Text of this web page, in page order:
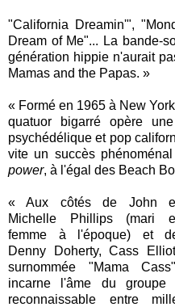
"California Dreamin'",
Dream of Me"... La bande-
génération hippie n'aurait
Mamas and the Papas. »
« Formé en 1965 à New
quatuor bigarré opère
psychédélique et pop
vite un succès
power, à l'égal des Beach
« Aux côtés de John
Michelle Phillips (mari
femme à l'époque) et
Denny Doherty, Cass
surnommée "Mama
incarne l'âme du groupe
reconnaissable entre